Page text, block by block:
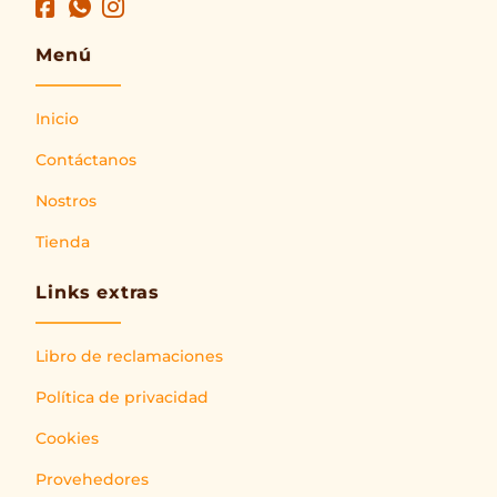
Menú
Inicio
Contáctanos
Nostros
Tienda
Links extras
Libro de reclamaciones
Política de privacidad
Cookies
Provehedores